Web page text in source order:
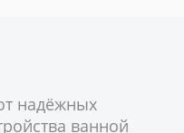
надёжных
ванной